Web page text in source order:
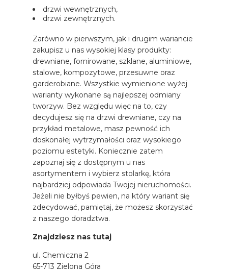
drzwi wewnętrznych,
drzwi zewnętrznych.
Zarówno w pierwszym, jak i drugim wariancie
zakupisz u nas wysokiej klasy produkty:
drewniane, fornirowane, szklane, aluminiowe,
stalowe, kompozytowe, przesuwne oraz
garderobiane. Wszystkie wymienione wyżej
warianty wykonane są najlepszej odmiany
tworzyw. Bez względu więc na to, czy
decydujesz się na drzwi drewniane, czy na
przykład metalowe, masz pewność ich
doskonałej wytrzymałości oraz wysokiego
poziomu estetyki. Koniecznie zatem
zapoznaj się z dostępnym u nas
asortymentem i wybierz stolarkę, która
najbardziej odpowiada Twojej nieruchomości.
Jeżeli nie byłbyś pewien, na który wariant się
zdecydować, pamiętaj, że możesz skorzystać
z naszego doradztwa.
Znajdziesz nas tutaj
ul. Chemiczna 2
65-713 Zielona Góra